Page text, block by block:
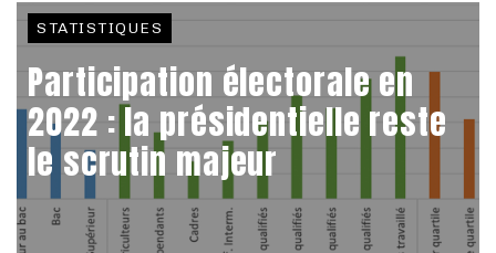
STATISTIQUES
Participation électorale en
2022 : la présidentielle reste
le scrutin majeur